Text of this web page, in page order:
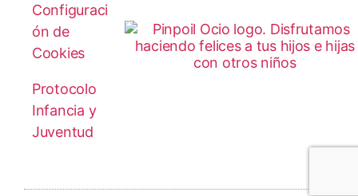
Configuraci
ón de
Cookies
Protocolo
Infancia y
Juventud